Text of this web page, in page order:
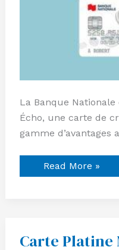
La Banque
Écho, une carte de
gamme d’avantages
Read More »
Carte Platine
Carte
Platine